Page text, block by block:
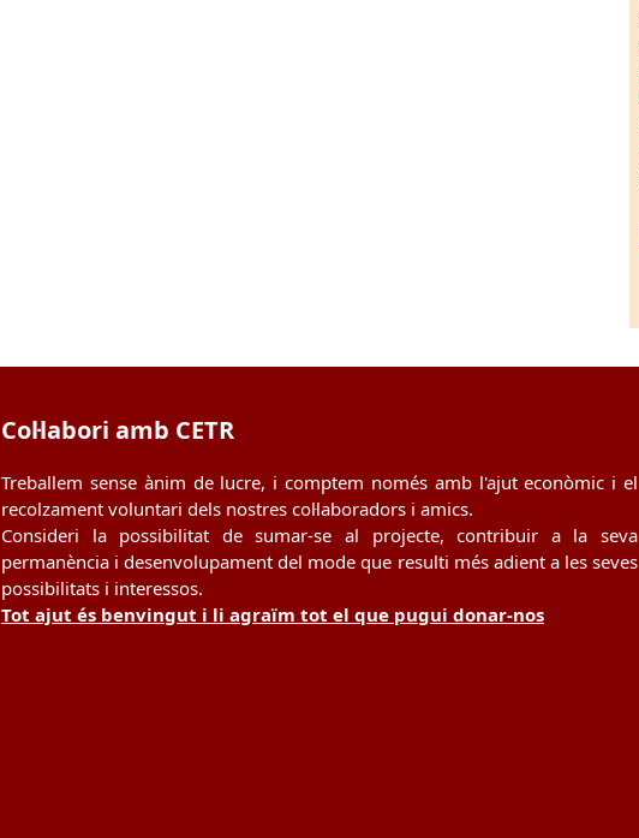
Col·labori amb CETR
Treballem sense ànim de lucre, i comptem només amb l'ajut econòmic i el
recolzament voluntari dels nostres col·laboradors i amics.
Consideri la possibilitat de sumar-se al projecte, contribuir a la seva
permanència i desenvolupament del mode que resulti més adient a les seves
possibilitats i interessos.
Tot ajut és benvingut i li agraïm tot el que pugui donar-nos